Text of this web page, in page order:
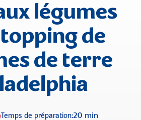
légumes
de
de terre
Temps de préparation:20 min